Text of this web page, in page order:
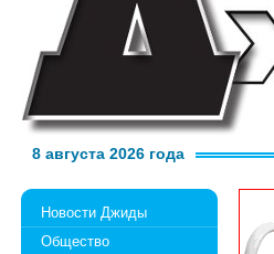
8 августа 2026 года
Новости Джиды
Общество